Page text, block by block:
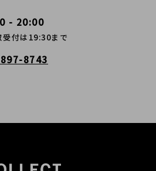
- 20:00
付は19:30まで
8743